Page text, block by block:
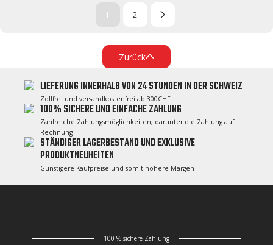
1 2
Zurück
LIEFERUNG INNERHALB VON 24 STUNDEN IN DER SCHWEIZ
Zollfrei und versandkostenfrei ab 300CHF
100% SICHERE UND EINFACHE ZAHLUNG
Zahlreiche Zahlungsmöglichkeiten, darunter die Zahlung auf
Rechnung
STÄNDIGER LAGERBESTAND UND EXKLUSIVE
PRODUKTNEUHEITEN
Günstigere Kaufpreise und somit höhere Margen
100 % sichere Zahlung